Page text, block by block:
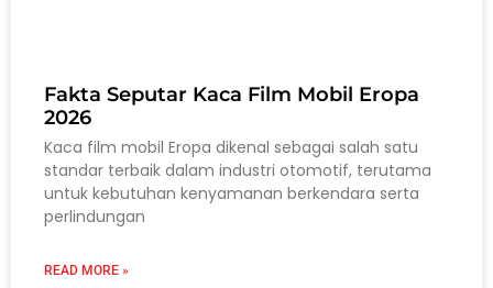
Fakta Seputar Kaca Film Mobil Eropa
2026
Kaca film mobil Eropa dikenal sebagai salah satu
standar terbaik dalam industri otomotif, terutama
untuk kebutuhan kenyamanan berkendara serta
perlindungan
READ MORE »